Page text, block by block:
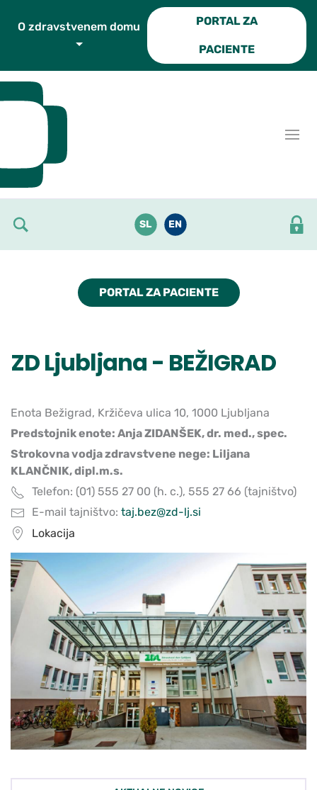
PORTAL ZA
PACIENTE
SL EN
PORTAL ZA PACIENTE
ZD Ljubljana - BEŽIGRAD
Enota Bežigrad, Kržičeva ulica 10, 1000 Ljubljana
Predstojnik enote: Anja ZIDANŠEK, dr. med., spec.
Strokovna vodja zdravstvene nege: Liljana
KLANČNIK, dipl.m.s.
Telefon: (01) 555 27 00 (h. c.), 555 27 66 (tajništvo)
E-mail tajništvo: taj.bez@zd-lj.si
Lokacija